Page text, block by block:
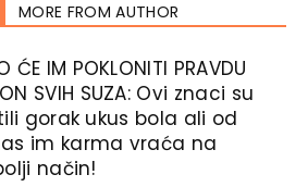
MORE FROM AUTHOR
ĆE IM POKLONITI PRAVDU
SVIH SUZA: Ovi znaci su
gorak ukus bola ali od
im karma vraća na
način!